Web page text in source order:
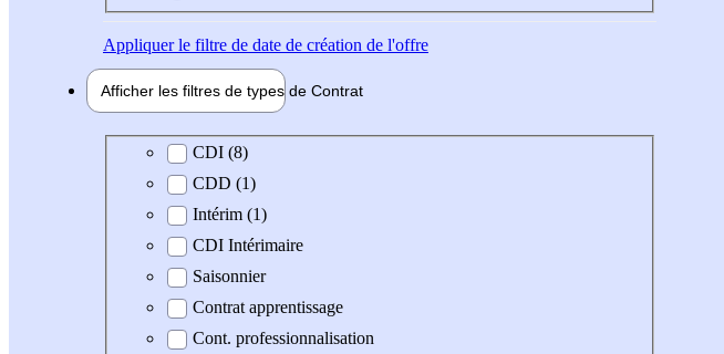
Appliquerle filtre de date de création de l'offre
Afficher les filtres de types de Contrat
Type de contrat
CDI (8)
CDD (1)
Intérim (1)
CDI Intérimaire
Saisonnier
Contrat apprentissage
Cont. professionnalisation